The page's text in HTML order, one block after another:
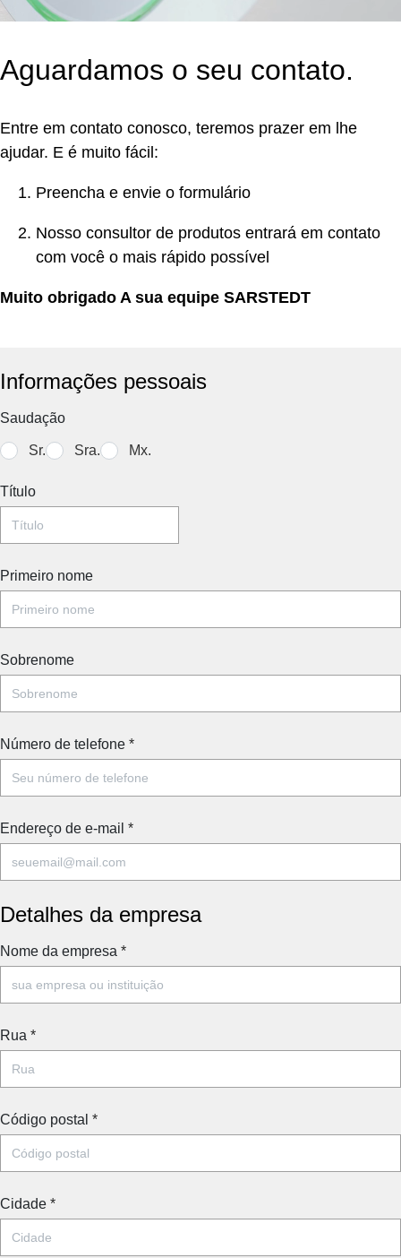
Aguardamos o seu contato.
Entre em contato conosco, teremos prazer em lhe
ajudar. E é muito fácil:
Preencha e envie o formulário
Nosso consultor de produtos entrará em contato
com você o mais rápido possível
Muito obrigado A sua equipe SARSTEDT
Informações pessoais
Saudação
Sr. Sra. Mx.
Título
Primeiro nome
Sobrenome
Número de telefone *
Endereço de e-mail *
Detalhes da empresa
Nome da empresa *
Rua *
Código postal *
Cidade *